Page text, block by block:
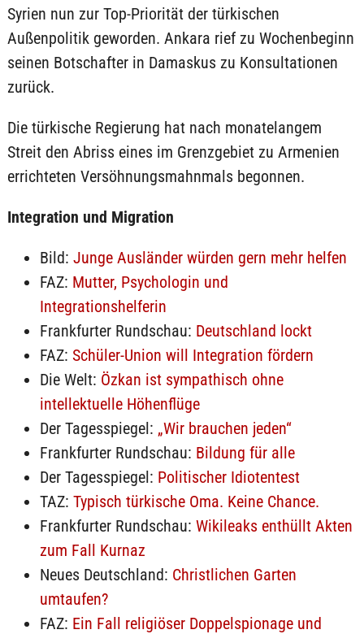
Syrien nun zur Top-Priorität der türkischen
Außenpolitik geworden. Ankara rief zu Wochenbeginn
seinen Botschafter in Damaskus zu Konsultationen
zurück.
Die türkische Regierung hat nach monatelangem
Streit den Abriss eines im Grenzgebiet zu Armenien
errichteten Versöhnungsmahnmals begonnen.
Integration und Migration
Bild: Junge Ausländer würden gern mehr helfen
FAZ: Mutter, Psychologin und
Integrationshelferin
Frankfurter Rundschau: Deutschland lockt
FAZ: Schüler-Union will Integration fördern
Die Welt: Özkan ist sympathisch ohne
intellektuelle Höhenflüge
Der Tagesspiegel: „Wir brauchen jeden“
Frankfurter Rundschau: Bildung für alle
Der Tagesspiegel: Politischer Idiotentest
TAZ: Typisch türkische Oma. Keine Chance.
Frankfurter Rundschau: Wikileaks enthüllt Akten
zum Fall Kurnaz
Neues Deutschland: Christlichen Garten
umtaufen?
FAZ: Ein Fall religiöser Doppelspionage und